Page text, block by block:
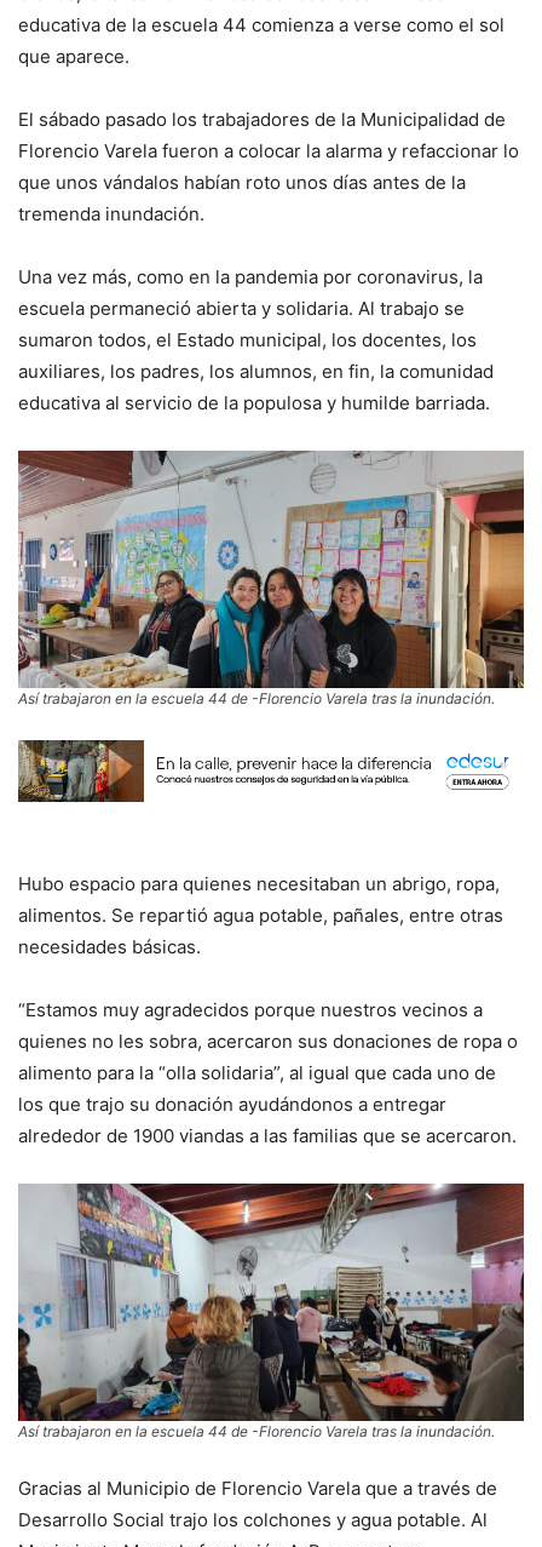
educativa de la escuela 44 comienza a verse como el sol
que aparece.
El sábado pasado los trabajadores de la Municipalidad de
Florencio Varela fueron a colocar la alarma y refaccionar lo
que unos vándalos habían roto unos días antes de la
tremenda inundación.
Una vez más, como en la pandemia por coronavirus, la
escuela permaneció abierta y solidaria. Al trabajo se
sumaron todos, el Estado municipal, los docentes, los
auxiliares, los padres, los alumnos, en fin, la comunidad
educativa al servicio de la populosa y humilde barriada.
Así trabajaron en la escuela 44 de -Florencio Varela tras la inundación.
Hubo espacio para quienes necesitaban un abrigo, ropa,
alimentos. Se repartió agua potable, pañales, entre otras
necesidades básicas.
“Estamos muy agradecidos porque nuestros vecinos a
quienes no les sobra, acercaron sus donaciones de ropa o
alimento para la “olla solidaria”, al igual que cada uno de
los que trajo su donación ayudándonos a entregar
alrededor de 1900 viandas a las familias que se acercaron.
Así trabajaron en la escuela 44 de -Florencio Varela tras la inundación.
Gracias al Municipio de Florencio Varela que a través de
Desarrollo Social trajo los colchones y agua potable. Al